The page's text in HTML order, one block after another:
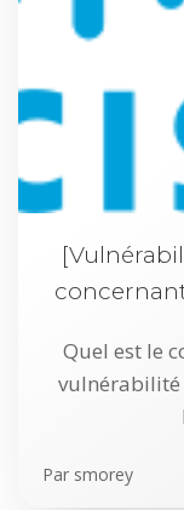
Quel est le
vulnérabilité
Par smorey